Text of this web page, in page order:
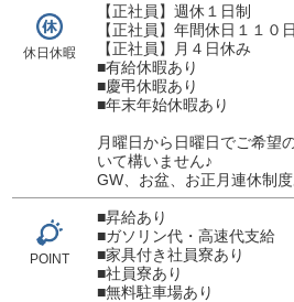
休日休暇
【正社員】週休１日制
【正社員】年間休日１１０
【正社員】月４日休み
■有給休暇あり
■慶弔休暇あり
■年末年始休暇あり
月曜日から日曜日でご希望
いて構いません♪
GW、お盆、お正月連休制
POINT
■昇給あり
■ガソリン代・高速代支給
■家具付き社員寮あり
■社員寮あり
■無料駐車場あり